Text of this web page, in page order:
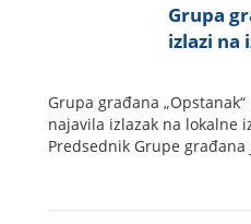
Grupa
izlazi na
Grupa građana
najavila izlazak na lokalne
Predsednik Grupe